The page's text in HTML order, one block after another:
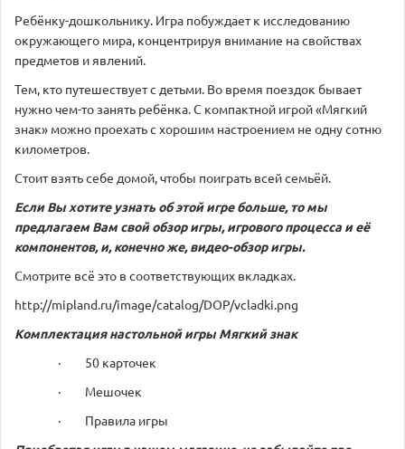
Ребёнку-дошкольнику. Игра побуждает к исследованию
окружающего мира, концентрируя внимание на свойствах
предметов и явлений.
Тем, кто путешествует с детьми. Во время поездок бывает
нужно чем-то занять ребёнка. С компактной игрой «Мягкий
знак» можно проехать с хорошим настроением не одну сотню
километров.
Стоит взять себе домой, чтобы поиграть всей семьёй.
Если Вы хотите узнать об этой игре больше, то мы
предлагаем Вам свой обзор игры, игрового процесса и её
компонентов, и, конечно же, видео-обзор игры.
Смотрите всё это в соответствующих вкладках.
http://mipland.ru/image/catalog/DOP/vcladki.png
Комплектация настольной игрыМягкий знак
· 50 карточек
· Мешочек
· Правила игры